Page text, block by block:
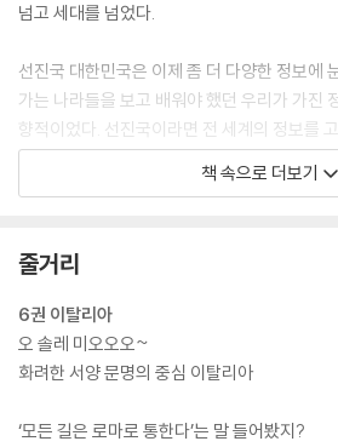
넘고 세대를 넘었다.
선진국 대한민국은 이제 좀 더 다양한 정보에
가는 나라들을 보고 배워야 했던 우리가 가진
향적이었다. 선진국이라면 전 세계의 정보를
다. 220개가 넘는 나라에 수출하는 우리가 과
알고 있는지 생각해봐야 한다.
선진국으로 나아갈 것인가를 논의하고 토론해
해 이 책에서 세계의 다양한 역사와 정보를 제
이번 개정증보판의 특징은 각 나라의 역사와 오
하며 복습하기에 알맞을 것이다.
책 속으로 더보기
줄거리
6권 이탈리아
오 솔레 미오오오~
화려한 서양 문명의 중심 이탈리아
‘모든 길은 로마로 통한다’는 말 들어봤지?